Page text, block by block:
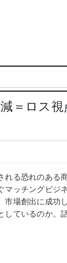
＝ロス
れる恐れのある
ッチングビジ
市場創出に成功
ているのか。